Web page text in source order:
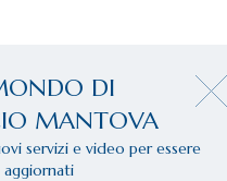
DI
MANTOVA
servizi e video per essere